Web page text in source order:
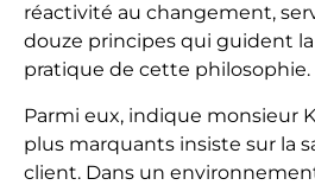
réactivité au changement,
douze principes qui guident
pratique de cette philosophie.
Parmi eux, indique monsieur
plus marquants insiste sur la
client. Dans un